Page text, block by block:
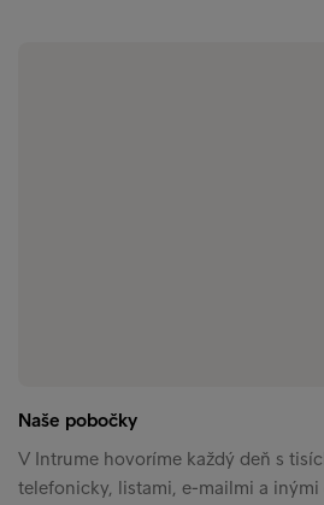
Naše pobočky
V Intrume hovoríme každý deň s
telefonicky, listami, e-mailmi a